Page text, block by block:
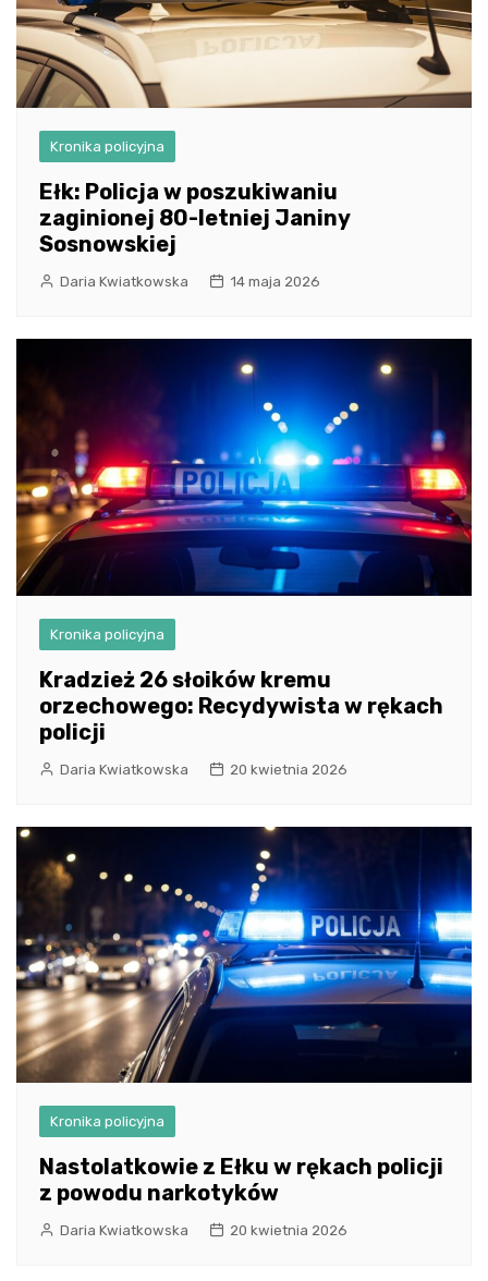
Kronika policyjna
Ełk: Policja w poszukiwaniu
zaginionej 80-letniej Janiny
Sosnowskiej
Daria Kwiatkowska 14 maja 2026
Kronika policyjna
Kradzież 26 słoików kremu
orzechowego: Recydywista w rękach
policji
Daria Kwiatkowska 20 kwietnia 2026
Kronika policyjna
Nastolatkowie z Ełku w rękach policji
z powodu narkotyków
Daria Kwiatkowska 20 kwietnia 2026